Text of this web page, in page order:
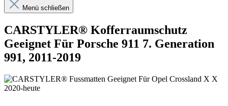
Menü schließen
CARSTYLER® Kofferraumschutz
Geeignet Für Porsche 911 7. Generation
991, 2011-2019